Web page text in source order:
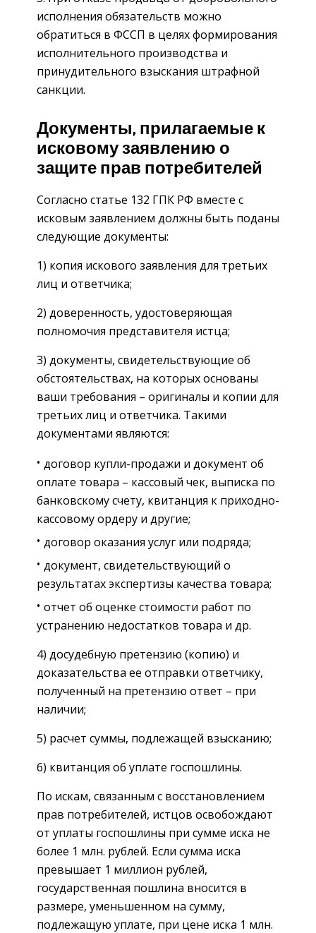
исполнения обязательств можно
обратиться в ФССП в целях формирования
исполнительного производства и
принудительного взыскания штрафной
санкции.
Документы, прилагаемые к
исковому заявлению о
защите прав потребителей
Согласно статье 132 ГПК РФ вместе с
исковым заявлением должны быть поданы
следующие документы:
1) копия искового заявления для третьих
лиц и ответчика;
2) доверенность, удостоверяющая
полномочия представителя истца;
3) документы, свидетельствующие об
обстоятельствах, на которых основаны
ваши требования – оригиналы и копии для
третьих лиц и ответчика. Такими
документами являются:
договор купли-продажи и документ об
оплате товара – кассовый чек, выписка по
банковскому счету, квитанция к приходно-
кассовому ордеру и другие;
договор оказания услуг или подряда;
документ, свидетельствующий о
результатах экспертизы качества товара;
отчет об оценке стоимости работ по
устранению недостатков товара и др.
4) досудебную претензию (копию) и
доказательства ее отправки ответчику,
полученный на претензию ответ – при
наличии;
5) расчет суммы, подлежащей взысканию;
6) квитанция об уплате госпошлины.
По искам, связанным с восстановлением
прав потребителей, истцов освобождают
от уплаты госпошлины при сумме иска не
более 1 млн. рублей. Если сумма иска
превышает 1 миллион рублей,
государственная пошлина вносится в
размере, уменьшенном на сумму,
подлежащую уплате, при цене иска 1 млн.